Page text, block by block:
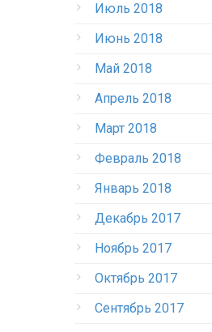
Июль 2018
Июнь 2018
Май 2018
Апрель 2018
Март 2018
Февраль 2018
Январь 2018
Декабрь 2017
Ноябрь 2017
Октябрь 2017
Сентябрь 2017